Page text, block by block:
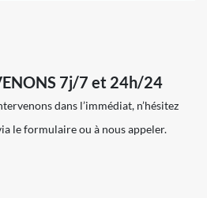
7j/7 et 24h/24
dans l’immédiat, n’hésitez
le formulaire ou à nous appeler.